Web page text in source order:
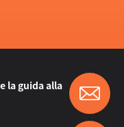
la guida alla